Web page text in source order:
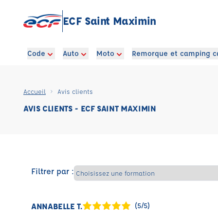
ECF Saint Maximin
Code Auto Moto Remorque et camping
Accueil Avis clients
AVIS CLIENTS - ECF SAINT MAXIMIN
Filtrer par :
ANNABELLE T. (5/5)